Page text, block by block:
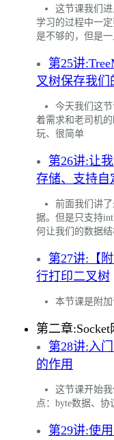
这节课我们进
学习的过程中一
是不够的，但是
第25讲
叉树保存我
今天我们这
着需求和老司机
玩、很简单
第26讲:让
存储、支持自
前面我们讲
据。但是只支持
何让我们的数据
第27讲:【
行打印二叉树
本节课是附
第二章
第28讲:入
的作用
这节课开始
点：byte数据、
第29讲:使